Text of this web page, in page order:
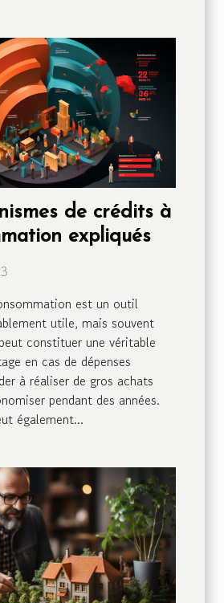
de crédits à
expliqués
est un outil
utile, mais souvent
constituer une véritable
en cas de dépenses
à réaliser de gros achats
pendant des années.
également...